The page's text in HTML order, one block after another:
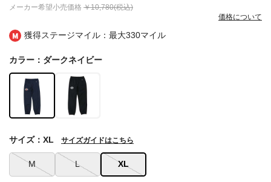
獲得ステージマイル：最大330マイル
メーカー希望小売価格 ￥10,780(税込)
価格について
カラー：ダークネイビー
M L XL
サイズ：XL サイズガイドはこちら